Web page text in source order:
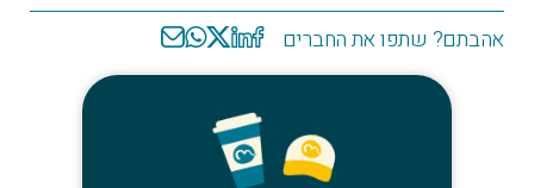
אהבתם? שתפו את החברים